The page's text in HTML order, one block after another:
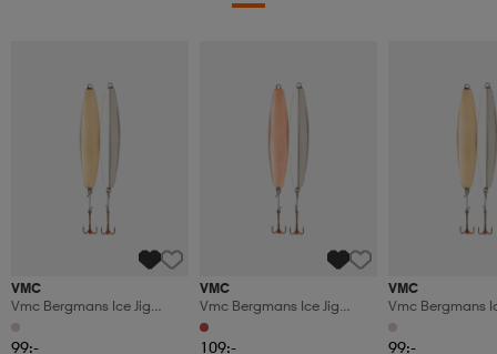
VMC
Vmc Bergmans Ice Jig
43mm 6g Silver/gold
99:-
VMC
Vmc Bergmans Ice Jig
51mm 8g Silver/copper
109:-
VMC
Vmc Bergmans
36mm 4g
99:-